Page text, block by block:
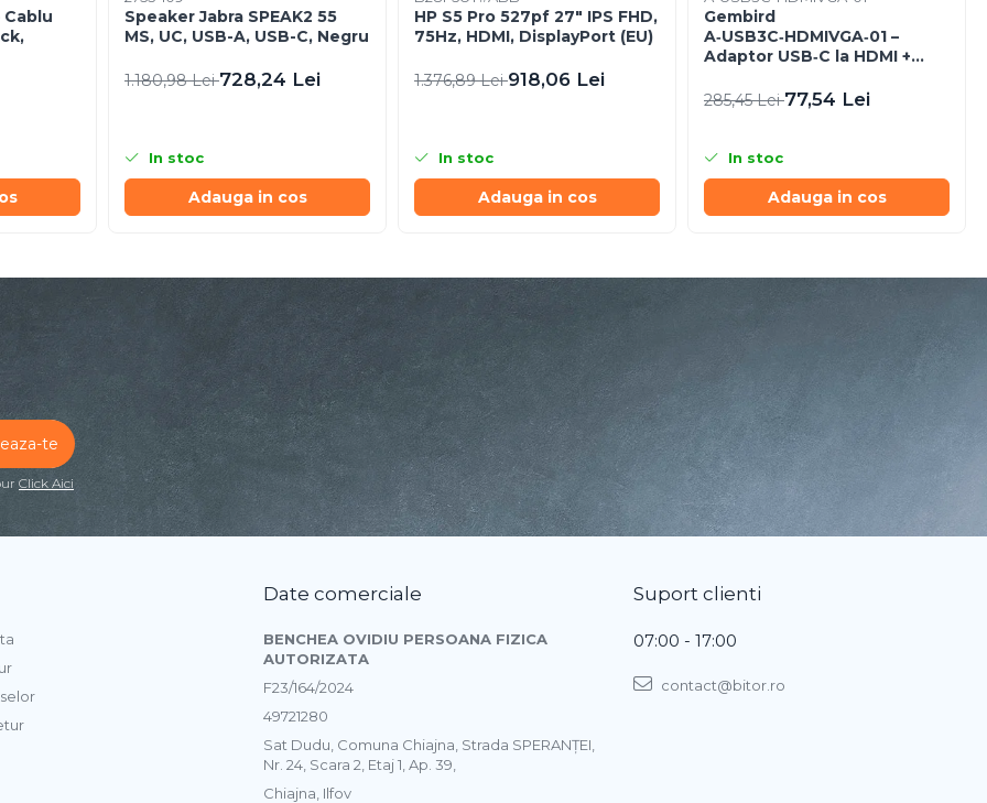
Cablu
Speaker Jabra SPEAK2 55
MS, UC, USB-A, USB-C, Negru
1.180,98 Lei728,24 Lei
In stoc
Adauga in cos
HP S5 Pro 527pf 27" IPS FHD,
75Hz, HDMI, DisplayPort (EU)
1.376,89 Lei918,06 Lei
In stoc
Adauga in cos
Gembird
A‑USB3C‑HDMIVGA‑01 –
Adaptor USB‑C la HDMI +
285,45 Lei77,54 Lei
In stoc
Adauga in cos
Click Aici
Date comerciale
BENCHEA OVIDIU PERSOANA FIZICA
AUTORIZATA
F23/164/2024
49721280
Sat Dudu, Comuna Chiajna, Strada SPERANŢEI,
Nr. 24, Scara 2, Etaj 1, Ap. 39,
Chiajna, Ilfov
Suport clienti
07:00 - 17:00
contact@bitor.ro